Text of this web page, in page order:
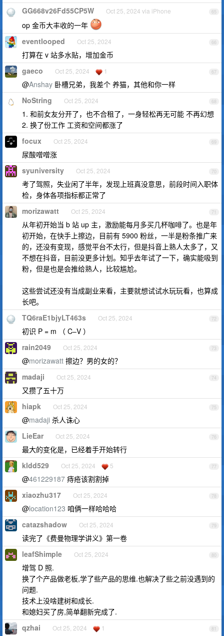
65
GG668v26Fd55CP5W Oct 25, 2024 via iPhone
op 金币大丰收的一年
66
eventlooped Oct 25, 2024
打算在 v 站多水贴，增加金币
67
gaeco Oct 25, 2024 1
@Anshay 卧槽兄弟，我差个 养猫，其他和你一样
68
NoString Oct 25, 2024
1. 和前女友分开了，也不合租了，一身轻松再无可能 不再幻想
2. 换了份工作 工资和空间都涨了
69
focux Oct 25, 2024
尿酸噌噌涨
70
syuniversity Oct 25, 2024
考了驾照，失业闲了半年，发现上班真没意思，前段时间入职体
检，身体各项指标都正常了
71
morizawatt Oct 25, 2024
从年初开始当 b 站 up 主，激励能每月多买几杯咖啡了。也是年
初开始，在快手上擦边，目前有 5900 粉丝，一半是粉条推广来
的，还没有变现，感觉平台不太行，但是抖音上熟人太多了，又
不想在抖音，目前没更多计划。知乎去年试了一下，确实能吸到
粉，但是也是会推给熟人，比较尴尬。
这些尝试还没有当成副业来看，主要就想试试水玩玩看，也算成
长吧。
72
TQ6raE1bjyLT463s Oct 25, 2024
初识 P = m （ C–V ）
73
rain2049 Oct 25, 2024
@morizawatt 擦边？男的女的？
74
madaji Oct 25, 2024
又攒了五十万
75
hiapk Oct 25, 2024
@madaji 杀人诛心
76
LieEar Oct 25, 2024
最大的变化是，已经着手开始转行
77
kldd529 Oct 25, 2024 5
@461229187 痔疮该割割掉
78
xiaozhu317 Oct 25, 2024
@location123 咱俩一样哈哈哈
79
catazshadow Oct 25, 2024
读完了《费曼物理学讲义》第一卷
80
leafShimple Oct 25, 2024
增驾 D 照.
换了个产品做老板,学了些产品的思维.也解决了些之前没遇到的
问题.
技术上没啥建树和成长.
和媳妇买了房,简单翻新完成了.
81
qzhai Oct 25, 2024 1